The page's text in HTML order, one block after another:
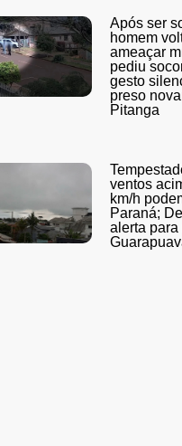
Após ser
homem
ameaçar
pediu
gesto
preso
Pitanga
ventos
km/h
Paraná;
alerta para